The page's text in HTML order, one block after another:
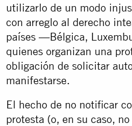
utilizarlo de un modo
con arreglo al derecho
países —Bélgica,
quienes organizan una
obligación de solicitar
manifestarse.
El hecho de no notificar
protesta (o, en su caso,